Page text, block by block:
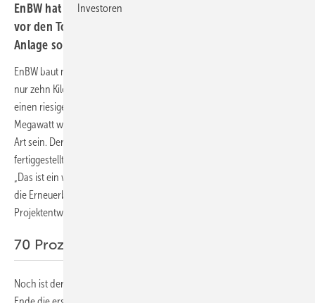
EnBW hat den ersten Abschnitt des riesigen Solarparks
vor den Toren Berlins in Betrieb genommen. Die gesamte
Anlage soll bis Ende dieses Jahres fertig werden.
EnBW baut nördlich der brandenburgischen Kleinstadt Werneuchen
nur zehn Kilometer vor den Toren Berlins seit März dieses Jahres
einen riesigen Solarpark – ohne Förderung. Mit einer Leistung von 187
Megawatt wird er nach Angaben von EnBW der derzeit größte seiner
Art sein. Der erste Teil des Solarparks Weesow-Willmersdorf wurde
fertiggestellt und die ersten Kilowattstunden sind ins Netz geflossen.
„Das ist ein wichtiger Meilenstein für unseren Solarpark – wie auch für
die Erneuerbaren Energien insgesamt“, sagt Thorsten Jörß, Leiter
Projektentwicklung Photovoltaik bei EnBW.
70 Prozent der Module sind montiert
Noch ist der Solarpark nicht ganz fertig. Denn während an einem
Investoren